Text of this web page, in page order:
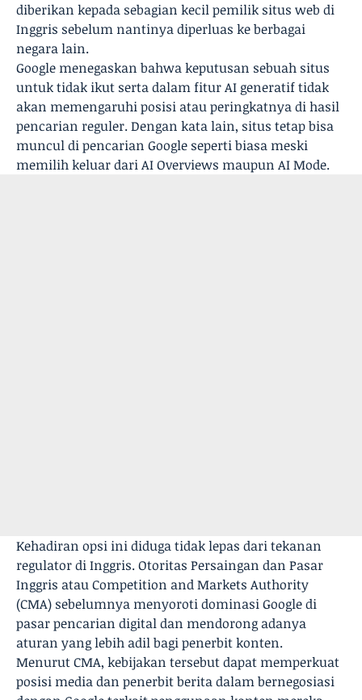
diberikan kepada sebagian kecil pemilik situs web di
Inggris sebelum nantinya diperluas ke berbagai
negara lain.
Google menegaskan bahwa keputusan sebuah situs
untuk tidak ikut serta dalam fitur AI generatif tidak
akan memengaruhi posisi atau peringkatnya di hasil
pencarian reguler. Dengan kata lain, situs tetap bisa
muncul di pencarian Google seperti biasa meski
memilih keluar dari AI Overviews maupun AI Mode.
Kehadiran opsi ini diduga tidak lepas dari tekanan
regulator di Inggris. Otoritas Persaingan dan Pasar
Inggris atau Competition and Markets Authority
(CMA) sebelumnya menyoroti dominasi Google di
pasar pencarian digital dan mendorong adanya
aturan yang lebih adil bagi penerbit konten.
Menurut CMA, kebijakan tersebut dapat memperkuat
posisi media dan penerbit berita dalam bernegosiasi